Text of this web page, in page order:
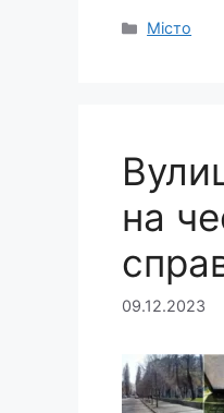
Категорії
Місто
на
09.12.2023